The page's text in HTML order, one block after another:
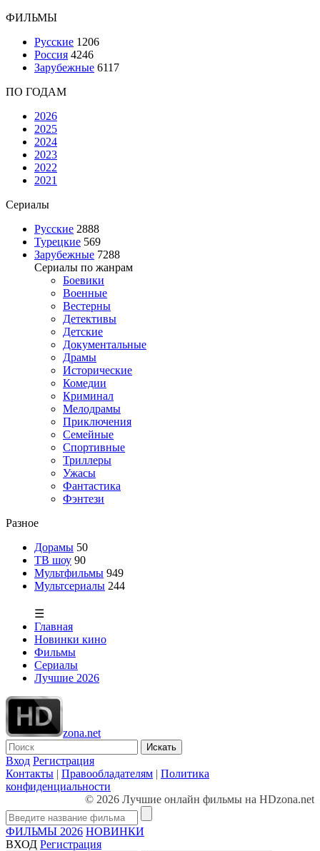
ФИЛЬМЫ
Русские 1206
Россия 4246
Зарубежные 6117
ПО ГОДАМ
2026
2025
2024
2023
2022
2021
Сериалы
Русские 2888
Турецкие 569
Зарубежные 7288
Сериалы по жанрам
Боевики
Военные
Вестерны
Детективы
Детские
Документальные
Драмы
Исторические
Комедии
Криминал
Мелодрамы
Приключения
Семейные
Спортивные
Триллеры
Ужасы
Фантастика
Фэнтези
Разное
Дорамы 50
ТВ шоу 90
Мультфильмы 949
Мультсериалы 244
☰
Главная
Новинки кино
Фильмы
Сериалы
Лучшие 2026
zona.net
Искать
Вход Регистрация
Контакты | Правообладателям | Политика
конфиденциальности
© 2026 Лучшие онлайн фильмы на HDzona.net
ФИЛЬМЫ 2026 НОВИНКИ
ВХОД Регистрация